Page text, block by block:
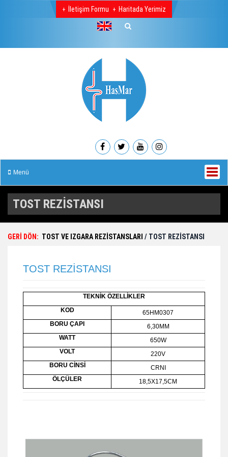
İletişim Formu Haritada Yerimiz
Menü
TOST REZİSTANSI
GERİ DÖN: TOST VE IZGARA REZİSTANSLARI / TOST REZİSTANSI
TOST REZİSTANSI
TEKNİK ÖZELLİKLER
KOD
65HM0307
BORU ÇAPI
6,30MM
WATT
650W
VOLT
220V
BORU CİNSİ
CRNI
ÖLÇÜLER
18,5X17,5CM